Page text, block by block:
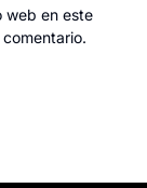
web en este